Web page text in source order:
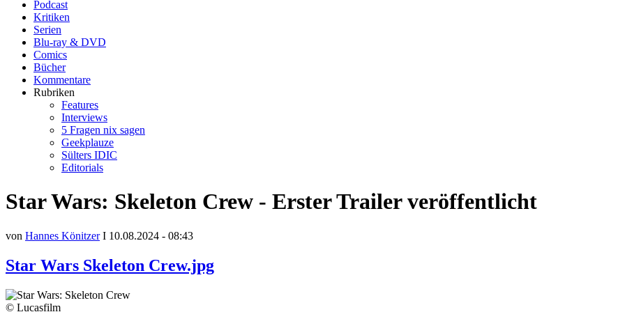
Podcast
Kritiken
Serien
Blu-ray & DVD
Comics
Bücher
Kommentare
Rubriken
Features
Interviews
5 Fragen nix sagen
Geekplauze
Sülters IDIC
Editorials
Star Wars: Skeleton Crew - Erster Trailer veröffentlicht
von Hannes KönitzerI 10.08.2024 - 08:43
Star Wars Skeleton Crew.jpg
© Lucasfilm